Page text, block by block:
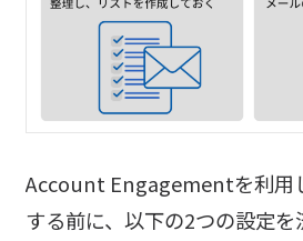
Account Engagementを利用
する前に、以下の2つの設定を